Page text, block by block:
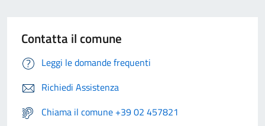
Contatta il comune
Leggi le domande frequenti
Richiedi Assistenza
Chiama il comune +39 02 457821